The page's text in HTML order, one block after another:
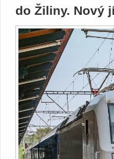
do Žiliny. Nový